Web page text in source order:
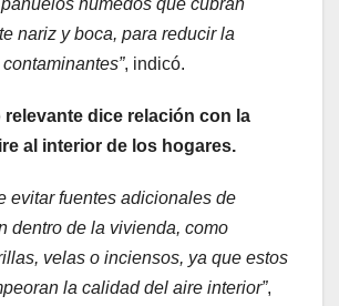
nariz y boca, para reducir la
, indicó.
relevante dice relación con la
al interior de los hogares.
evitar fuentes adicionales de
dentro de la vivienda, como
velas o inciensos, ya que estos
la calidad del aire interior”,